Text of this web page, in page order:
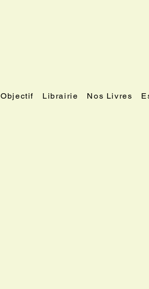
Objectif Librairie Nos Livres